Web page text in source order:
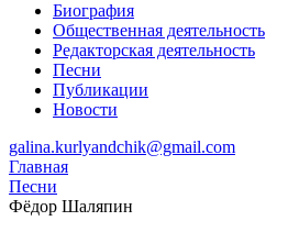
Биография
Общественная деятельность
Редакторская деятельность
Песни
Публикации
Новости
galina.kurlyandchik@gmail.com
Главная
Песни
Фёдор Шаляпин